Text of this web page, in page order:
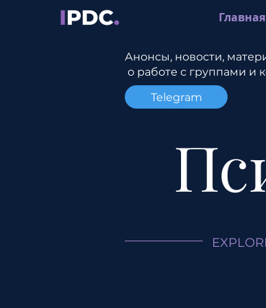
Главная
Анонсы, новости,
Telegram
о работе с группами и